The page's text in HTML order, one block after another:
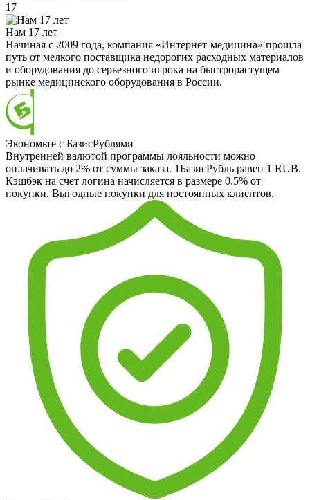
17
Нам 17 лет
Начиная с 2009 года, компания «Интернет-медицина» прошла
путь от мелкого поставщика недорогих расходных материалов
и оборудования до серьезного игрока на быстрорастущем
рынке медицинского оборудования в России.
Экономьте с БазисРублями
Внутренней валютой программы лояльности можно
оплачивать до 2% от суммы заказа. 1БазисРубль равен 1 RUB.
Кэшбэк на счет логина начисляется в размере 0.5% от
покупки. Выгодные покупки для постоянных клиентов.